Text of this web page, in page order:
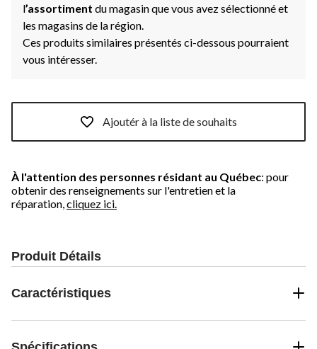
l’assortiment du magasin que vous avez sélectionné et
les magasins de la région.
Ces produits similaires présentés ci-dessous pourraient
vous intéresser.
Ajoutér à la liste de souhaits
À l'attention des personnes résidant au Québec: pour
obtenir des renseignements sur l'entretien et la
réparation, cliquez ici.
Produit Détails
Caractéristiques